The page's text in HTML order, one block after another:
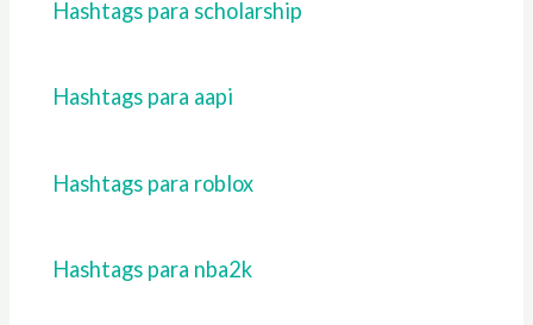
Hashtags para scholarship
Hashtags para aapi
Hashtags para roblox
Hashtags para nba2k